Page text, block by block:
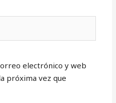
electrónico y web
próxima vez que